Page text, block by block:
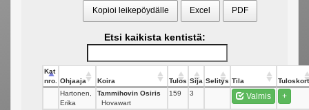
Kopioi leikepöydälle Excel PDF
Etsi kaikista kentistä:
Kat
nro.
Ohjaaja Koira Tulos Sija Selitys Tila
Hartonen,
Erika
Tammihovin Osiris
Hovawart
159 3 Valmis +